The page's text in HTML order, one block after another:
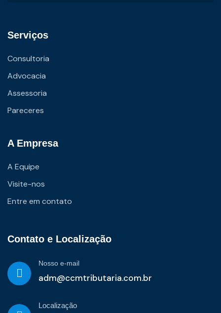
Serviços
Consultoria
Advocacia
Assessoria
Pareceres
A Empresa
A Equipe
Visite-nos
Entre em contato
Contato e Localização
Nosso e-mail
adm@ccmtributaria.com.br
Localização